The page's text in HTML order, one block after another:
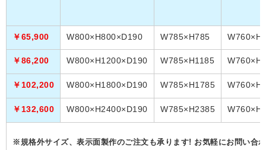
￥65,900 W800×H800×D190 W785×H785
￥86,200 W800×H1200×D190 W785×H1185
￥102,200 W800×H1800×D190 W785×H1785
￥132,600 W800×H2400×D190 W785×H2385
※規格外サイズ、表示面製作のご注文も承ります! お気軽にお問い合